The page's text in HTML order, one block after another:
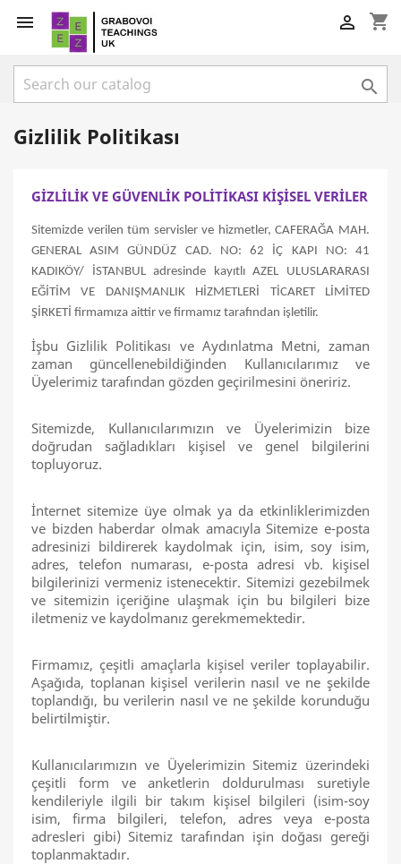
 shopping_cart


Gizlilik Politikası
GİZLİLİK VE GÜVENLİK POLİTİKASI KİŞİSEL VERİLER
Sitemizde verilen tüm servisler ve hizmetler, CAFERAĞA MAH.
GENERAL ASIM GÜNDÜZ CAD. NO: 62 İÇ KAPI NO: 41
KADIKÖY/ İSTANBUL adresinde kayıtlı AZEL ULUSLARARASI
EĞİTİM VE DANIŞMANLIK HİZMETLERİ TİCARET LİMİTED
ŞİRKETİ firmamıza aittir ve firmamız tarafından işletilir.
İşbu Gizlilik Politikası ve Aydınlatma Metni, zaman
zaman güncellenebildiğinden Kullanıcılarımız ve
Üyelerimiz tarafından gözden geçirilmesini öneririz.
Sitemizde, Kullanıcılarımızın ve Üyelerimizin bize
doğrudan sağladıkları kişisel ve genel bilgilerini
topluyoruz.
İnternet sitemize üye olmak ya da etkinliklerimizden
ve bizden haberdar olmak amacıyla Sitemize e-posta
adresinizi bildirerek kaydolmak için, isim, soy isim,
adres, telefon numarası, e-posta adresi vb. kişisel
bilgilerinizi vermeniz istenecektir. Sitemizi gezebilmek
ve sitemizin içeriğine ulaşmak için bu bilgileri bize
iletmeniz ve kaydolmanız gerekmemektedir.
Firmamız, çeşitli amaçlarla kişisel veriler toplayabilir.
Aşağıda, toplanan kişisel verilerin nasıl ve ne şekilde
toplandığı, bu verilerin nasıl ve ne şekilde korunduğu
belirtilmiştir.
Kullanıcılarımızın ve Üyelerimizin Sitemiz üzerindeki
çeşitli form ve anketlerin doldurulması suretiyle
kendileriyle ilgili bir takım kişisel bilgileri (isim-soy
isim, firma bilgileri, telefon, adres veya e-posta
adresleri gibi) Sitemiz tarafından işin doğası gereği
toplanmaktadır.